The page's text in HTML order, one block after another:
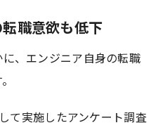
職意欲も低下
、エンジニア自身の転職
て実施したアンケート調査